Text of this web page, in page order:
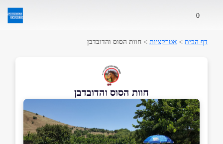
0
דף הבית > אטרקציות > חוות הסוס והדובדבן
חוות הסוס והדובדבן